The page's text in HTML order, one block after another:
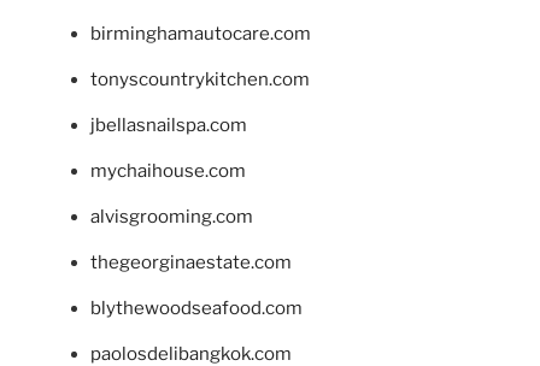
birminghamautocare.com
tonyscountrykitchen.com
jbellasnailspa.com
mychaihouse.com
alvisgrooming.com
thegeorginaestate.com
blythewoodseafood.com
paolosdelibangkok.com